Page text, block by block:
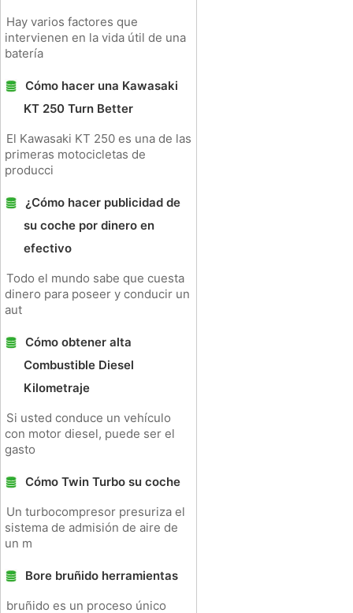
Hay varios factores que
intervienen en la vida útil de una
batería
Cómo hacer una Kawasaki
KT 250 Turn Better
El Kawasaki KT 250 es una de las
primeras motocicletas de
producci
¿Cómo hacer publicidad de
su coche por dinero en
efectivo
Todo el mundo sabe que cuesta
dinero para poseer y conducir un
aut
Cómo obtener alta
Combustible Diesel
Kilometraje
Si usted conduce un vehículo
con motor diesel, puede ser el
gasto
Cómo Twin Turbo su coche
Un turbocompresor presuriza el
sistema de admisión de aire de
un m
Bore bruñido herramientas
bruñido es un proceso único